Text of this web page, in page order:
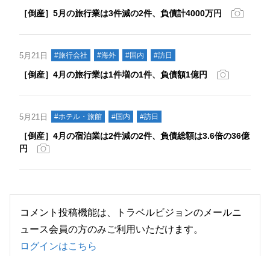
［倒産］5月の旅行業は3件減の2件、負債計4000万円
5月21日 #旅行会社 #海外 #国内 #訪日
［倒産］4月の旅行業は1件増の1件、負債額1億円
5月21日 #ホテル・旅館 #国内 #訪日
［倒産］4月の宿泊業は2件減の2件、負債総額は3.6倍の36億
円
コメント投稿機能は、トラベルビジョンのメールニ
ュース会員の方のみご利用いただけます。
ログインはこちら